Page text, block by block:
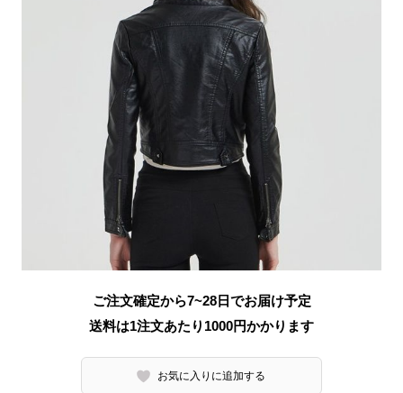
ご注文確定から7~28日でお届け予定
送料は1注文あたり 1000円かかります
お気に入りに追加する